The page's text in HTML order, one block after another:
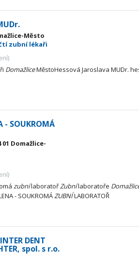
Město
zubní lékaři
DomažliceMěstoHessová Jaroslava MUDr.
- SOUKROMÁ
01 Domažlice-
zubnílaboratořZubnílaboratoře
- SOUKROMÁZUBNÍLABORATOŘ
DENT
spol. s r.o.